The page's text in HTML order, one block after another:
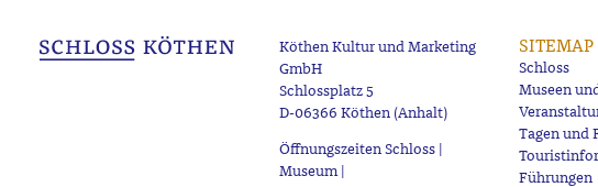
Köthen Kultur und Marketing
GmbH
Schlossplatz 5
D-06366 Köthen (Anhalt)
Öffnungszeiten Schloss |
Museum |
SITEMAP
Schloss
Museen
Tagen und
Führungen